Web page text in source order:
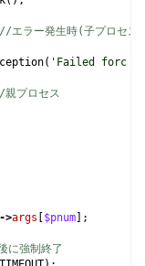
//エラー発生時(子プロセス
( 'Failed forc
プロセス
->args $pnum ];
に強制終了